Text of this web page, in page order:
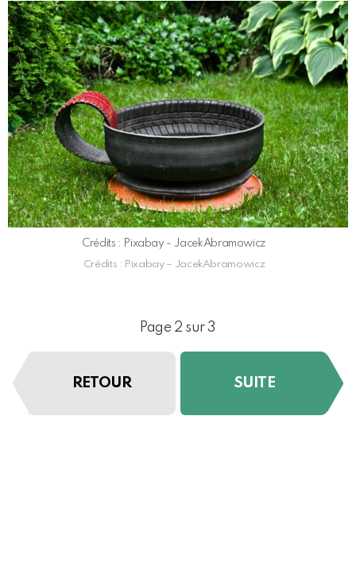
Crédits : Pixabay - JacekAbramowicz
Crédits : Pixabay – JacekAbramowicz
Page 2 sur 3
RETOUR SUITE